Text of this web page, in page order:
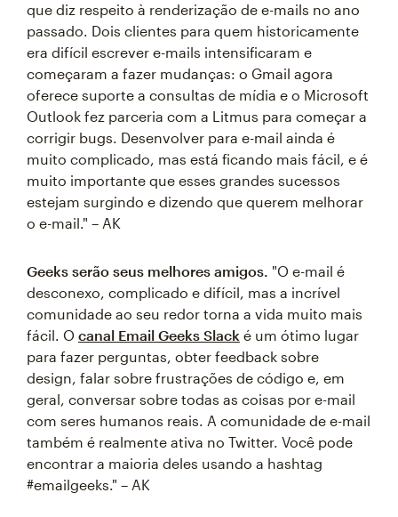
que diz respeito à renderização de e-mails no ano
passado. Dois clientes para quem historicamente
era difícil escrever e-mails intensificaram e
começaram a fazer mudanças: o Gmail agora
oferece suporte a consultas de mídia e o Microsoft
Outlook fez parceria com a Litmus para começar a
corrigir bugs. Desenvolver para e-mail ainda é
muito complicado, mas está ficando mais fácil, e é
muito importante que esses grandes sucessos
estejam surgindo e dizendo que querem melhorar
o e-mail." – AK
Geeks serão seus melhores amigos. "O e-mail é
desconexo, complicado e difícil, mas a incrível
comunidade ao seu redor torna a vida muito mais
fácil. O canal Email Geeks Slack é um ótimo lugar
para fazer perguntas, obter feedback sobre
design, falar sobre frustrações de código e, em
geral, conversar sobre todas as coisas por e-mail
com seres humanos reais. A comunidade de e-mail
também é realmente ativa no Twitter. Você pode
encontrar a maioria deles usando a hashtag
#emailgeeks." – AK